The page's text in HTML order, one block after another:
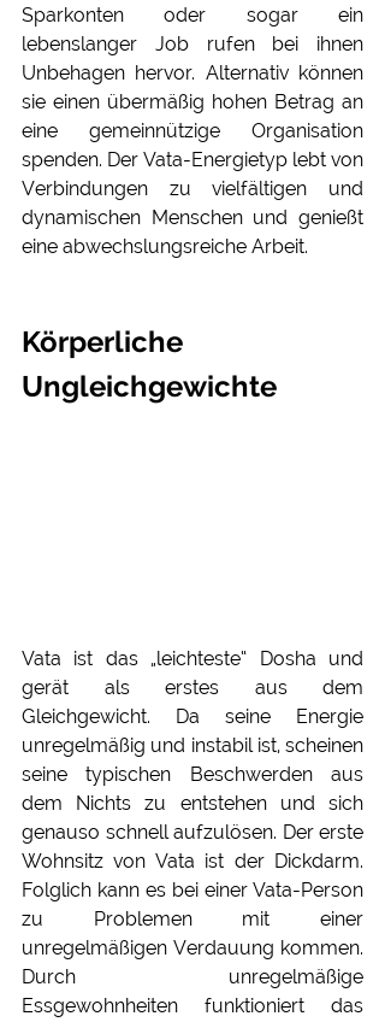
Sparkonten oder sogar ein
lebenslanger Job rufen bei ihnen
Unbehagen hervor. Alternativ können
sie einen übermäßig hohen Betrag an
eine gemeinnützige Organisation
spenden. Der Vata-Energietyp lebt von
Verbindungen zu vielfältigen und
dynamischen Menschen und genießt
eine abwechslungsreiche Arbeit.
Körperliche
Ungleichgewichte
Vata ist das „leichteste“ Dosha und
gerät als erstes aus dem
Gleichgewicht. Da seine Energie
unregelmäßig und instabil ist, scheinen
seine typischen Beschwerden aus
dem Nichts zu entstehen und sich
genauso schnell aufzulösen. Der erste
Wohnsitz von Vata ist der Dickdarm.
Folglich kann es bei einer Vata-Person
zu Problemen mit einer
unregelmäßigen Verdauung kommen.
Durch unregelmäßige
Essgewohnheiten funktioniert das